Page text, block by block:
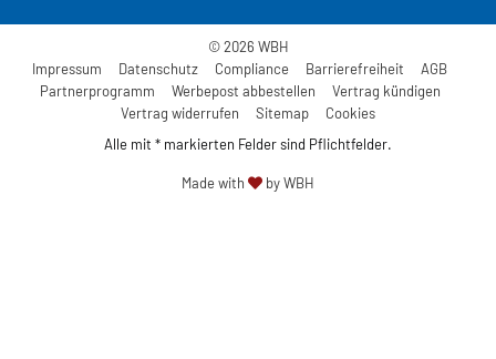
© 2026 WBH
Impressum
Datenschutz Compliance Barrierefreiheit
AGB
Partnerprogramm
Werbepost abbestellen
Vertrag kündigen
Vertrag widerrufen
Sitemap
Cookies
Alle mit * markierten Felder sind Pflichtfelder.
Made with by WBH